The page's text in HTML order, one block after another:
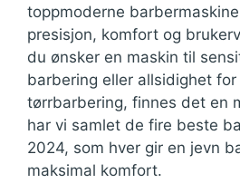
toppmoderne
presisjon, komfort og
du ønsker en maskin til
barbering eller allsidighet
tørrbarbering, finnes det en
har vi samlet de fire beste
2024, som hver gir en jevn
maksimal komfort.